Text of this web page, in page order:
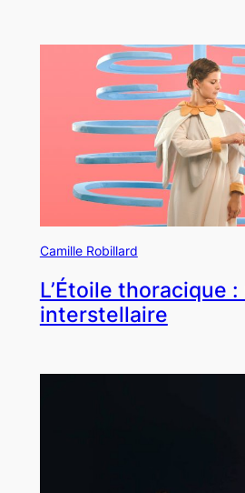
Camille Robillard
L’Étoile thoracique
interstellaire